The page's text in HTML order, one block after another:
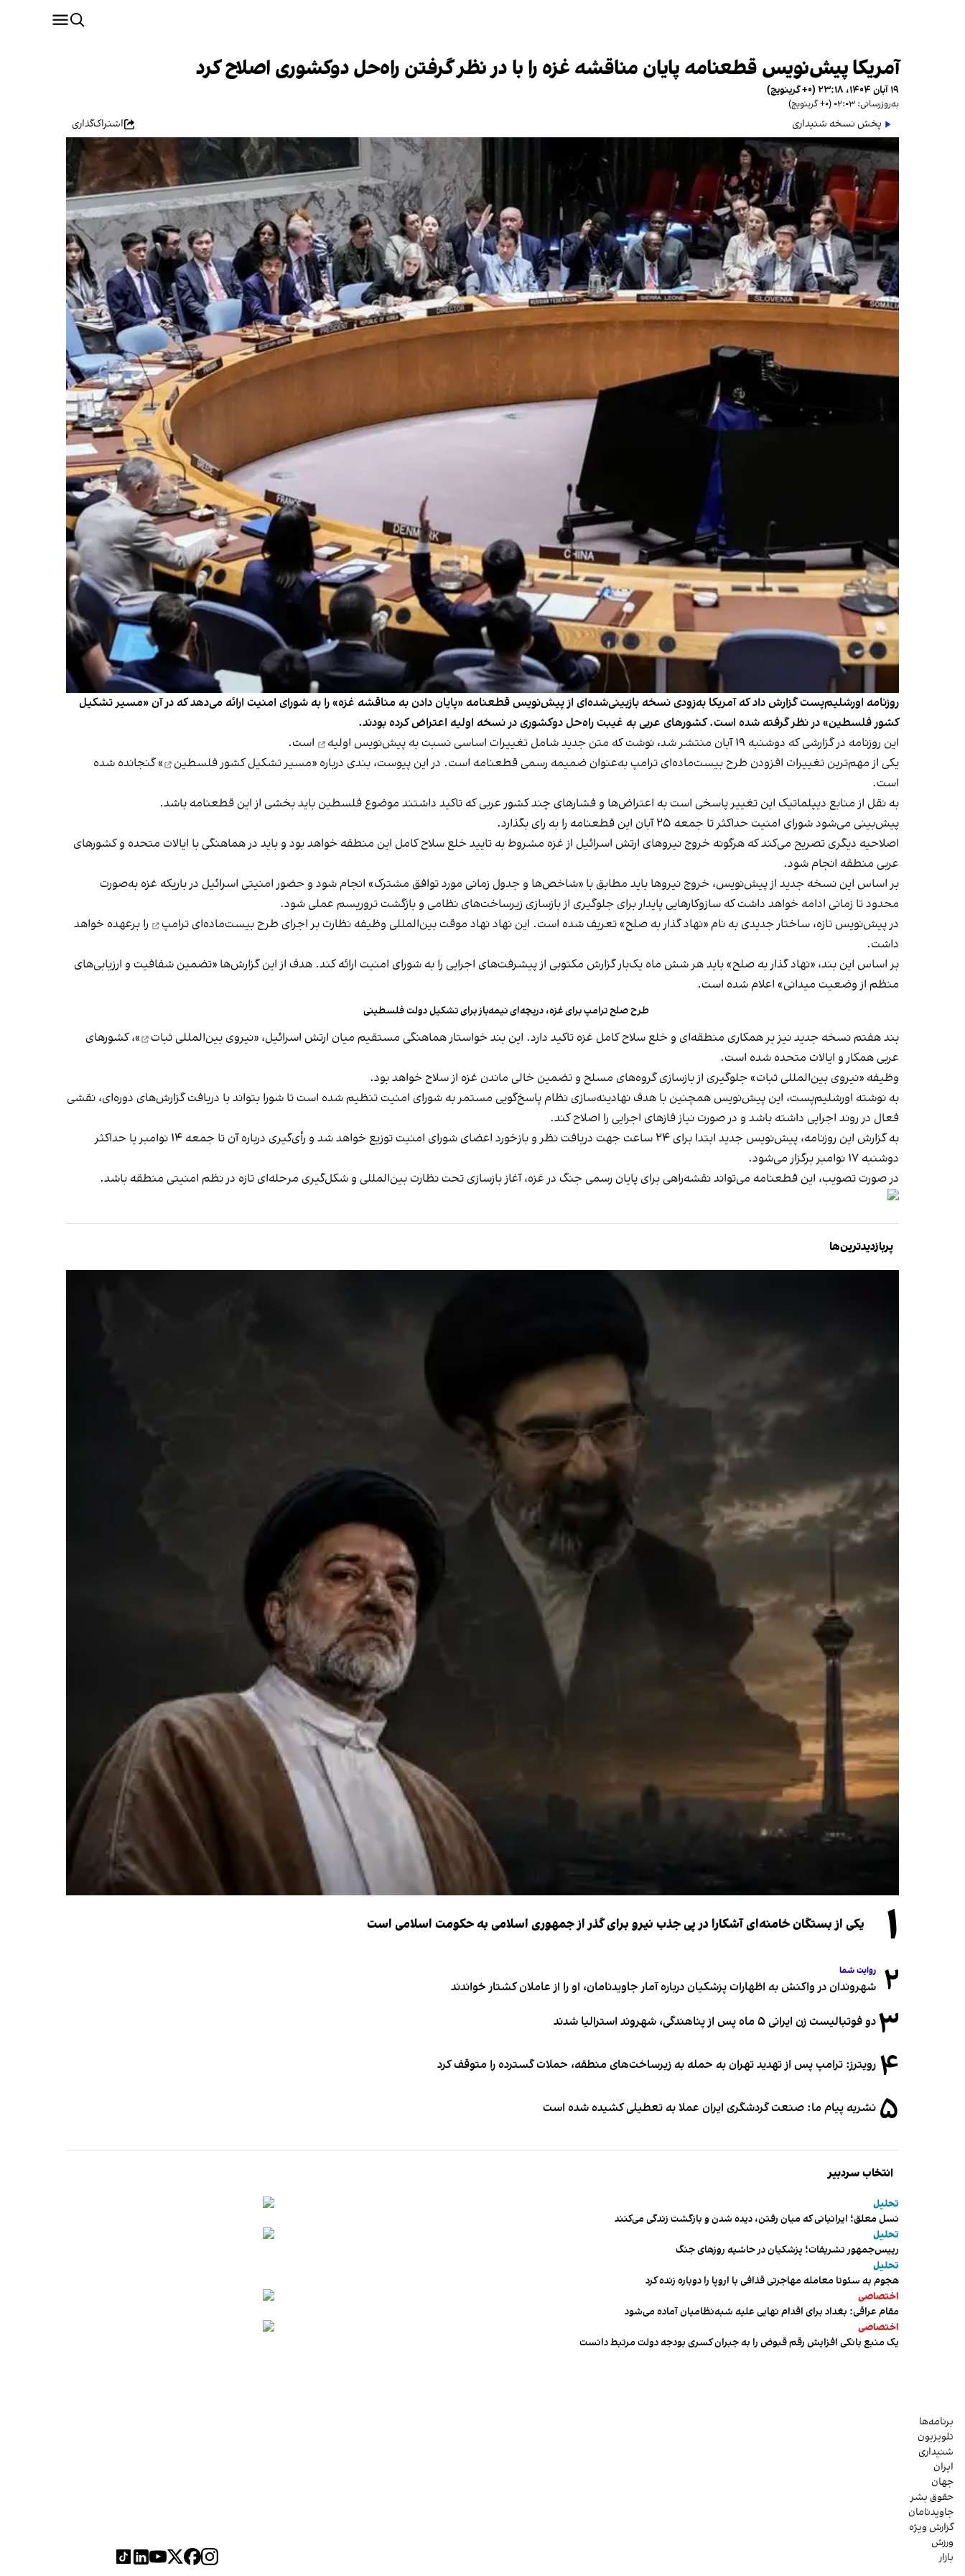
آمریکا پیش‌نویس قطعنامه پایان مناقشه غزه را با در نظر گرفتن راه‌حل دوکشوری اصلاح کرد
۱۹ آبان ۱۴۰۴، ۲۳:۱۸ (‎+۰ گرینویچ)
به‌روزرسانی: ۰۲:۰۳ (‎+۰ گرینویچ)
پخش نسخه شنیداری اشتراک‌گذاری
روزنامه اورشلیم‌پست گزارش داد که آمریکا به‌زودی نسخه بازبینی‌شده‌ای از پیش‌نویس قطعنامه «پایان دادن به مناقشه غزه» را به شورای امنیت ارائه می‌دهد که در آن «مسیر تشکیل
کشور فلسطین» در نظر گرفته شده است. کشورهای عربی به غیبت راه‌حل دوکشوری در نسخه اولیه اعتراض کرده بودند.
این روزنامه در گزارشی که دوشنبه ۱۹ آبان منتشر شد، نوشت که متن جدید شامل تغییرات اساسی نسبت به
پیش‌نویس اولیه
است.
یکی از مهم‌ترین تغییرات افزودن طرح بیست‌ماده‌ای ترامپ به‌عنوان ضمیمه رسمی قطعنامه است. در این پیوست، بندی درباره «مسیر تشکیل کشور فلسطین
» گنجانده شده
است.
به نقل از منابع دیپلماتیک این تغییر پاسخی است به اعتراض‌ها و فشارهای چند کشور عربی که تاکید داشتند موضوع فلسطین باید بخشی از این قطعنامه باشد.
پیش‌بینی می‌شود شورای امنیت حداکثر تا جمعه ۲۵ آبان این قطعنامه را به رای بگذارد.
اصلاحیه دیگری تصریح می‌کند که هرگونه خروج نیروهای ارتش اسرائیل از غزه مشروط به تایید خلع سلاح کامل این منطقه خواهد بود و باید در هماهنگی با ایالات متحده و کشورهای
عربی منطقه انجام شود.
بر اساس این نسخه‌ جدید از پیش‌نویس، خروج نیروها باید مطابق با «شاخص‌ها و جدول زمانی مورد توافق مشترک» انجام شود و حضور امنیتی اسرائیل در باریکه غزه به‌صورت
محدود تا زمانی ادامه خواهد داشت که سازوکارهایی پایدار برای جلوگیری از بازسازی زیرساخت‌های نظامی و بازگشت تروریسم عملی شود.
در پیش‌نویس تازه، ساختار جدیدی به نام «نهاد گذار به صلح» تعریف شده است. این نهاد نهاد موقت بین‌المللی وظیفه نظارت بر اجرای طرح بیست‌ماده‌ای ترامپ
را برعهده خواهد
داشت.
بر اساس این بند، «نهاد گذار به صلح» باید هر شش ماه یک‌بار گزارش مکتوبی از پیشرفت‌های اجرایی را به شورای امنیت ارائه کند. هدف از این گزارش‌ها «تضمین شفافیت و ارزیابی‌های
منظم از وضعیت میدانی» اعلام شده است.
طرح صلح ترامپ برای غزه، دریچه‌ای نیمه‌باز برای تشکیل دولت فلسطینی
بند هفتم نسخه جدید نیز بر همکاری منطقه‌ای و خلع سلاح کامل غزه تاکید دارد. این بند خواستار هماهنگی مستقیم میان ارتش اسرائیل، «نیروی بین‌المللی ثبات
»، کشورهای
عربی همکار و ایالات متحده شده است.
وظیفه «نیروی بین‌المللی ثبات» جلوگیری از بازسازی گروه‌های مسلح و تضمین خالی ماندن غزه از سلاح خواهد بود.
به نوشته اورشلیم‌پست، این پیش‌نویس همچنین با هدف نهادینه‌سازی نظام پاسخ‌گویی مستمر به شورای امنیت تنظیم شده است تا شورا بتواند با دریافت گزارش‌های دوره‌ای، نقشی
فعال در روند اجرایی داشته باشد و در صورت نیاز فازهای اجرایی را اصلاح کند.
به گزارش این روزنامه، پیش‌نویس جدید ابتدا برای ۲۴ ساعت جهت دریافت نظر و بازخورد اعضای شورای امنیت توزیع خواهد شد و رأی‌گیری درباره آن تا جمعه ۱۴ نوامبر یا حداکثر
دوشنبه ۱۷ نوامبر برگزار می‌شود.
در صورت تصویب، این قطعنامه می‌تواند نقشه‌راهی برای پایان رسمی جنگ در غزه، آغاز بازسازی تحت نظارت بین‌المللی و شکل‌گیری مرحله‌ای تازه در نظم امنیتی منطقه باشد.
پربازدیدترین‌ها
۱ یکی از بستگان خامنه‌ای آشکارا در پی جذب نیرو برای گذر از جمهوری اسلامی به حکومت اسلامی است
۲ روایت شما
شهروندان در واکنش به اظهارات پزشکیان درباره آمار جاویدنامان، او را از عاملان کشتار خواندند
۳دو فوتبالیست زن ایرانی ۵ ماه پس از پناهندگی، شهروند استرالیا شدند
۴ رویترز: ترامپ پس از تهدید تهران به حمله به زیرساخت‌های منطقه، حملات گسترده را متوقف کرد
۵ نشریه پیام ما: صنعت گردشگری ایران عملا به تعطیلی کشیده شده است
انتخاب سردبیر
تحلیل
نسل معلق؛ ایرانیانی که میان رفتن، دیده شدن و بازگشت زندگی می‌کنند
تحلیل
رییس‌جمهور تشریفات؛ پزشکیان در حاشیه روزهای جنگ
تحلیل
هجوم به سئوتا معامله مهاجرتی قذافی با اروپا را دوباره زنده کرد
اختصاصی
مقام عراقی: بغداد برای اقدام نهایی علیه شبه‌نظامیان آماده می‌شود
اختصاصی
یک منبع بانکی افزایش رقم قبوض را به جبران کسری بودجه دولت مرتبط دانست
برنامه‌ها
تلویزیون
شنیداری
ایران
جهان
حقوق بشر
جاویدنامان
گزارش ویژه
ورزش
بازار